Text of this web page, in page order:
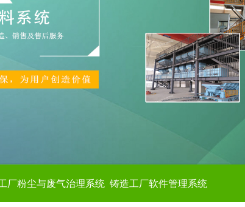
厂粉尘与废气治理系统 铸造工厂软件管理系统